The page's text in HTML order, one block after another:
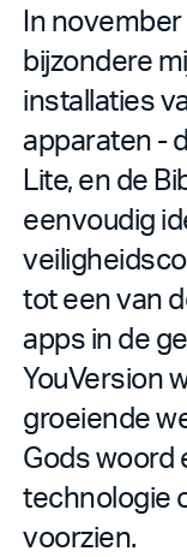
In
bijzondere
installaties
apparaten -
Lite, en de
eenvoudig
tot een van
apps in de
YouVersion
groeiende
Gods woord
technologie
voorzien.